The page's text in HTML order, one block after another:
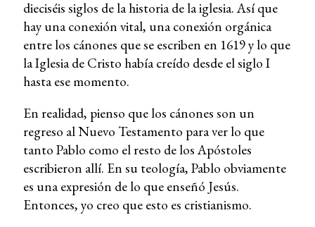
dieciséis siglos de la historia de la iglesia. Así que
hay una conexión vital, una conexión orgánica
entre los cánones que se escriben en 1619 y lo que
la Iglesia de Cristo había creído desde el siglo I
hasta ese momento.
En realidad, pienso que los cánones son un
regreso al Nuevo Testamento para ver lo que
tanto Pablo como el resto de los Apóstoles
escribieron allí. En su teología, Pablo obviamente
es una expresión de lo que enseñó Jesús.
Entonces, yo creo que esto es cristianismo.